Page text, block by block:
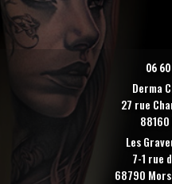
06
Derma
27 rue
Les
7-1 rue
68790